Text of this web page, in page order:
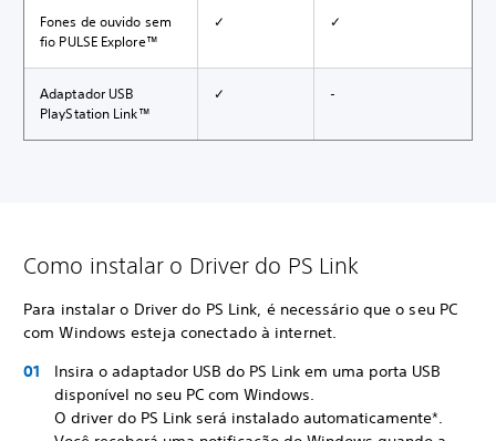
Fones de ouvido sem
fio PULSE Explore™
✓ ✓
Adaptador USB
PlayStation Link™
✓ -
Como instalar o Driver do PS Link
Para instalar o Driver do PS Link, é necessário que o seu PC
com Windows esteja conectado à internet.
Insira o adaptador USB do PS Link em uma porta USB
disponível no seu PC com Windows.
O driver do PS Link será instalado automaticamente*.